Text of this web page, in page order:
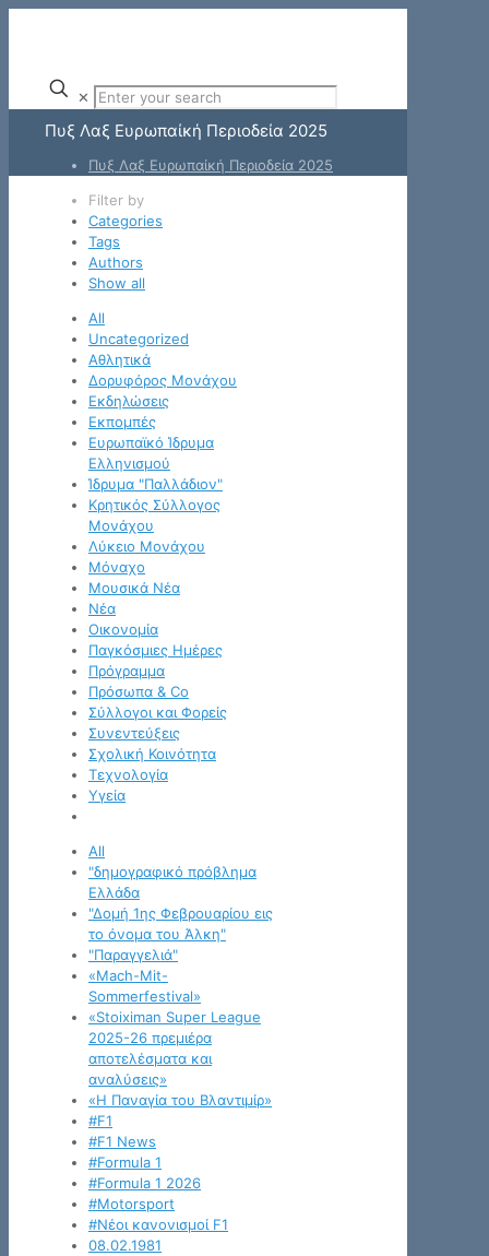
✕
Πυξ Λαξ Ευρωπαίκή Περιοδεία 2025
Πυξ Λαξ Ευρωπαίκή Περιοδεία 2025
Filter by
Categories
Tags
Authors
Show all
All
Uncategorized
Αθλητικά
Δορυφόρος Μονάχου
Εκδηλώσεις
Εκπομπές
Ευρωπαϊκό Ίδρυμα
Ελληνισμού
Ίδρυμα "Παλλάδιον"
Κρητικός Σύλλογος
Μονάχου
Λύκειο Μονάχου
Μόναχο
Μουσικά Νέα
Νέα
Οικονομία
Παγκόσμιες Ημέρες
Πρόγραμμα
Πρόσωπα & Co
Σύλλογοι και Φορείς
Συνεντεύξεις
Σχολική Κοινότητα
Τεχνολογία
Υγεία
All
"δημογραφικό πρόβλημα
Ελλάδα
"Δομή 1ης Φεβρουαρίου εις
το όνομα του Άλκη"
"Παραγγελιά"
«Mach-Mit-
Sommerfestival»
«Stoiximan Super League
2025-26 πρεμιέρα
αποτελέσματα και
αναλύσεις»
«Η Παναγία του Βλαντιμίρ»
#F1
#F1 News
#Formula 1
#Formula 1 2026
#Motorsport
#Νέοι κανονισμοί F1
08.02.1981